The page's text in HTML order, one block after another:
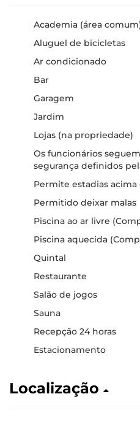
Academia (área
Aluguel de bicicletas
Ar condicionado
Bar
Garagem
Jardim
Lojas (na propriedade)
Os funcionários
segurança definidos
Permite estadias
Permitido deixar malas
Piscina ao ar livre
Piscina aquecida
Quintal
Restaurante
Salão de jogos
Sauna
Recepção 24 horas
Estacionamento
Localização